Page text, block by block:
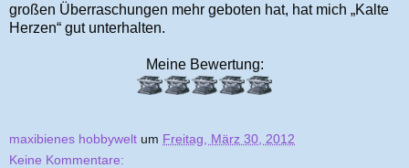
großen Überraschungen mehr geboten hat, hat mich „Kalte
Herzen“ gut unterhalten.
Meine Bewertung:
maxibienes hobbywelt um Freitag, März 30, 2012
Keine Kommentare: